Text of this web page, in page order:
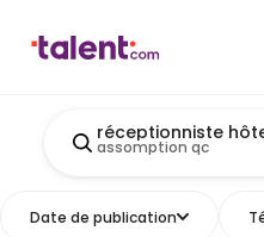
réceptionniste
assomption qc
Date de publication